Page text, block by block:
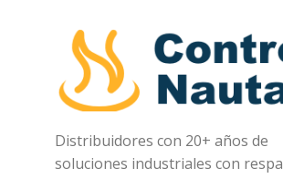
Distribuidores con 20+ años de
soluciones industriales con